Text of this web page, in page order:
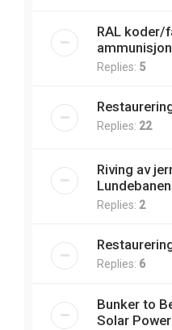
RAL koder/
ammunisjon
Replies: 5
Replies: 22
Riving av
Replies: 2
Replies: 6
Bunker to
Solar